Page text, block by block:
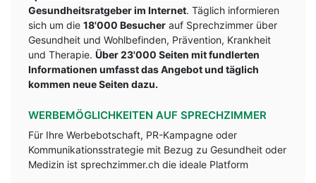
Gesundheitsratgeber im Internet. Täglich informieren
sich um die 18'000 Besucher auf Sprechzimmer über
Gesundheit und Wohlbefinden, Prävention, Krankheit
und Therapie. Über 23'000 Seiten mit fundlerten
Informationen umfasst das Angebot und täglich
kommen neue Seiten dazu.
WERBEMÖGLICHKEITEN AUF SPRECHZIMMER
Für Ihre Werbebotschaft, PR-Kampagne oder
Kommunikationsstrategie mit Bezug zu Gesundheit oder
Medizin ist sprechzimmer.ch die ideale Platform